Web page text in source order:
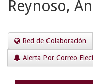
Reynoso,
Red de Colaboración
Alerta Por Correo